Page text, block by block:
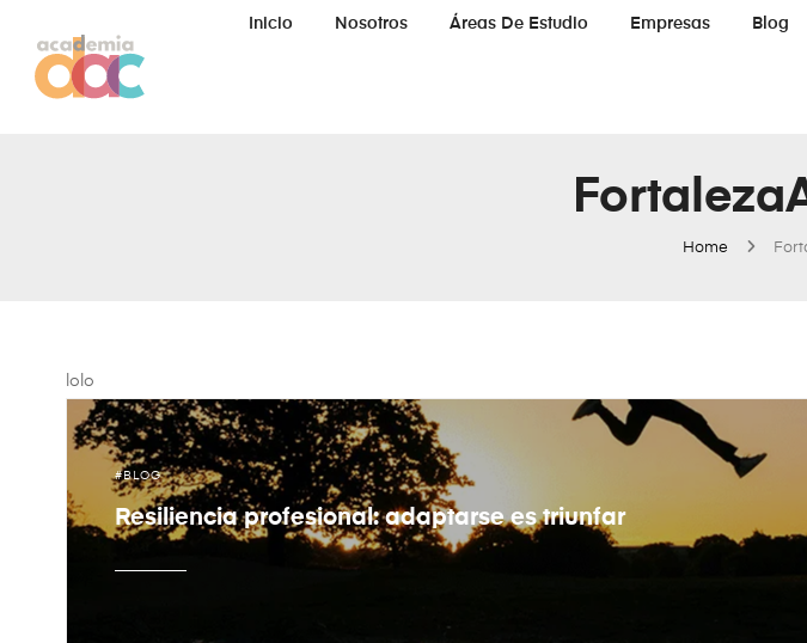
Inicio Nosotros Áreas De Estudio Empresas Blog
Home
lolo
BLOG
Resiliencia profesional: adaptarse es triunfar